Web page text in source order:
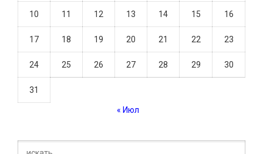
10 11 12 13 14 15 16
17 18 19 20 21 22 23
24 25 26 27 28 29 30
31
« Июл